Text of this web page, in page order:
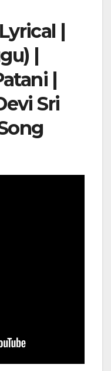
|
|
|
Sri